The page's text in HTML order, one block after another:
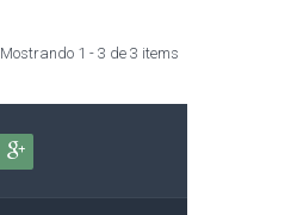
Mostrando 1 - 3 de 3 items